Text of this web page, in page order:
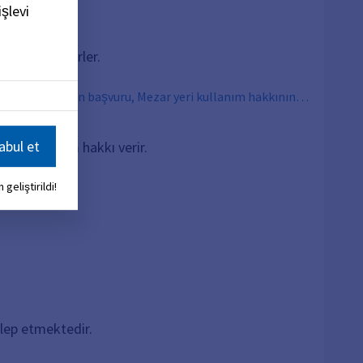
şart koşabilirler.
devri için başvuru, Mezar yeri kullanım hakkının
kullanım hakkı verir.
etmektedir.
et
geliştirildi!